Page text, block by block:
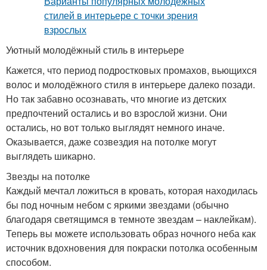
Уютный молодёжный стиль в интерьере
Кажется, что период подростковых промахов, вьющихся
волос и молодёжного стиля в интерьере далеко позади.
Но так забавно осознавать, что многие из детских
предпочтений остались и во взрослой жизни. Они
остались, но вот только выглядят немного иначе.
Оказывается, даже созвездия на потолке могут
выглядеть шикарно.
Звезды на потолке
Каждый мечтал ложиться в кровать, которая находилась
бы под ночным небом с яркими звездами (обычно
благодаря светящимся в темноте звездам – наклейкам).
Теперь вы можете использовать образ ночного неба как
источник вдохновения для покраски потолка особенным
способом.